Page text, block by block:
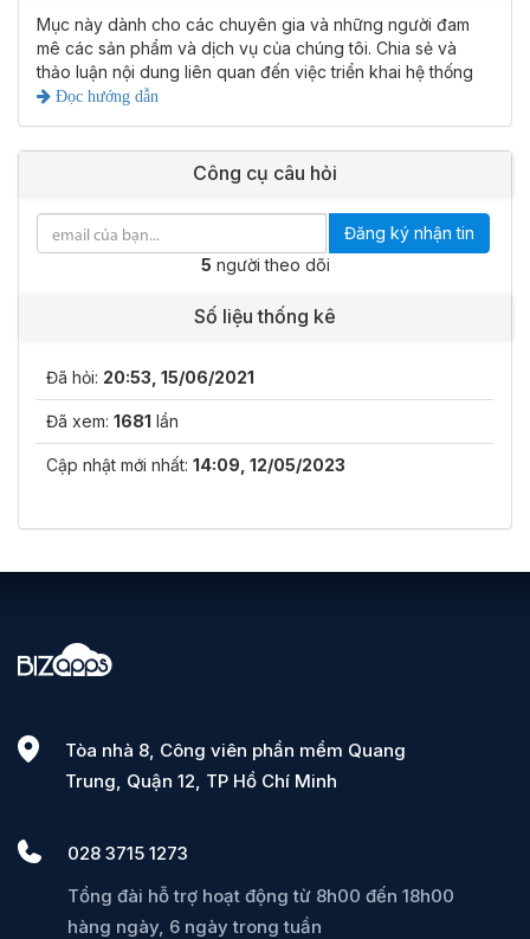
Mục này dành cho các chuyên gia và những người đam
mê các sản phẩm và dịch vụ của chúng tôi. Chia sẻ và
thảo luận nội dung liên quan đến việc triển khai hệ thống
Đọc hướng dẫn
Công cụ câu hỏi
Đăng ký nhận tin
5 người theo dõi
Số liệu thống kê
Đã hỏi: 20:53, 15/06/2021
Đã xem: 1681 lần
Cập nhật mới nhất: 14:09, 12/05/2023
Tòa nhà 8, Công viên phần mềm Quang
Trung, Quận 12, TP Hồ Chí Minh
028 3715 1273
Tổng đài hỗ trợ hoạt động từ 8h00 đến 18h00
hàng ngày, 6 ngày trong tuần